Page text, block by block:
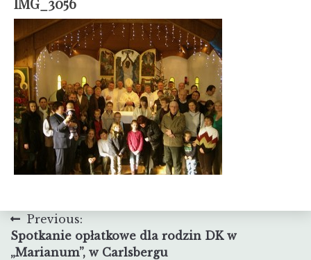
Nawigacja
wpisu
Previous:
Spotkanie opłatkowe dla rodzin DK w
„Marianum”, w Carlsbergu